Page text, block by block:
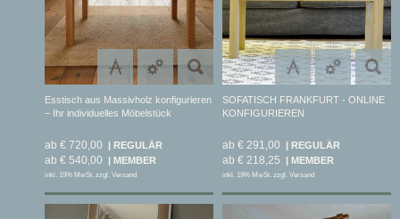
Esstisch aus Massivholz konfigurieren
– Ihr individuelles Möbelstück
ab € 720,00
ab € 540,00
inkl. 19% MwSt. zzgl. Versand
SOFATISCH FRANKFURT - ONLINE
KONFIGURIEREN
ab € 291,00
ab € 218,25
inkl. 19% MwSt. zzgl. Versand